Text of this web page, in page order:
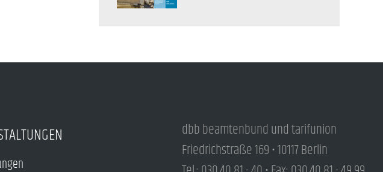
dbb beamtenbund und tarifunion
Friedrichstraße 169 • 10117 Berlin